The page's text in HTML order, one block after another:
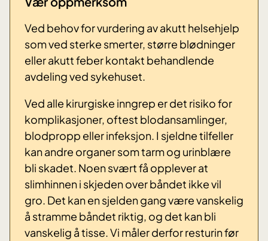
Ved behov for vurdering av akutt helsehjelp
som ved sterke smerter, større blødninger
eller akutt feber kontakt behandlende
avdeling ved sykehuset.
Ved alle kirurgiske inngrep er det risiko for
komplikasjoner, oftest blodansamlinger,
blodpropp eller infeksjon. I sjeldne tilfeller
kan andre organer som tarm og urinblære
bli skadet. Noen svært få opplever at
slimhinnen i skjeden over båndet ikke vil
gro. Det kan en sjelden gang være vanskelig
å stramme båndet riktig, og det kan bli
vanskelig å tisse. Vi måler derfor resturin før